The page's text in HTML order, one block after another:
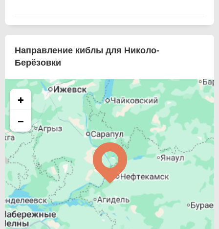
Направление киблы для Николо-
Берёзовки
+
−